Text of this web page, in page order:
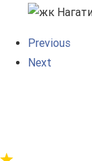
Previous
Next